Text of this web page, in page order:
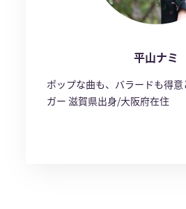
平山ナミ
ポップな曲も、バラードも得
ガー 滋賀県出身/大阪府在住